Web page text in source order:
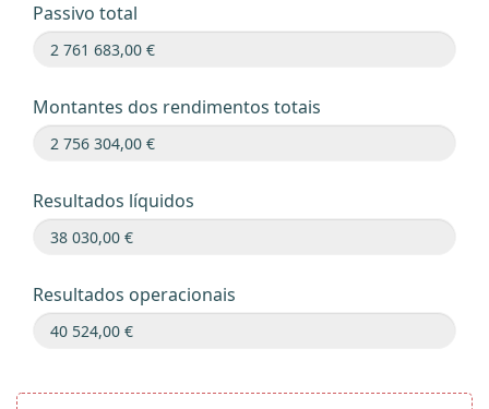
Passivo total
Montantes dos rendimentos totais
Resultados líquidos
Resultados operacionais